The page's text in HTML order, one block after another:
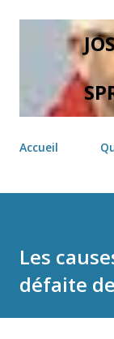
Accueil
Les
défaite